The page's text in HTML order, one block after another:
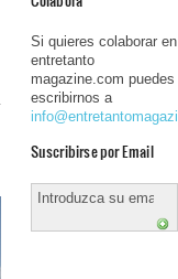
Si quieres colaborar en
entretanto
magazine.com puedes
escribirnos a
Suscribirse por Email